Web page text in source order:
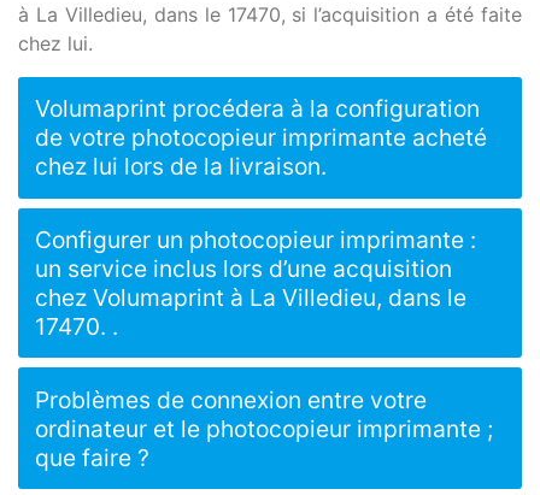
à La Villedieu, dans le 17470, si l’acquisition a été faite
chez lui.
Volumaprint procédera à la configuration
de votre photocopieur imprimante acheté
chez lui lors de la livraison.
Configurer un photocopieur imprimante :
un service inclus lors d’une acquisition
chez Volumaprint à La Villedieu, dans le
17470. .
Problèmes de connexion entre votre
ordinateur et le photocopieur imprimante ;
que faire ?